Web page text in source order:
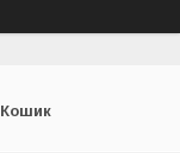
Кошик